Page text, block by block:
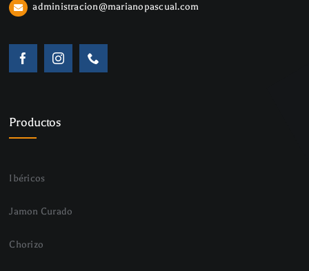
administracion@marianopascual.com
Productos
Ibéricos
Jamon Curado
Chorizo